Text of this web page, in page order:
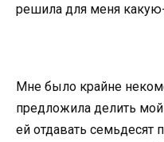
решила для меня
Мне было крайне
предложила делить
ей отдавать семьдесят